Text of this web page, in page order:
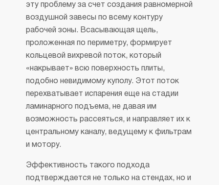
эту проблему за счет создания равномерной
воздушной завесы по всему контуру
рабочей зоны. Всасывающая щель,
проложенная по периметру, формирует
кольцевой вихревой поток, который
«накрывает» всю поверхность плиты,
подобно невидимому куполу. Этот поток
перехватывает испарения еще на стадии
ламинарного подъема, не давая им
возможность рассеяться, и направляет их к
центральному каналу, ведущему к фильтрам
и мотору.
Эффективность такого подхода
подтверждается не только на стендах, но и